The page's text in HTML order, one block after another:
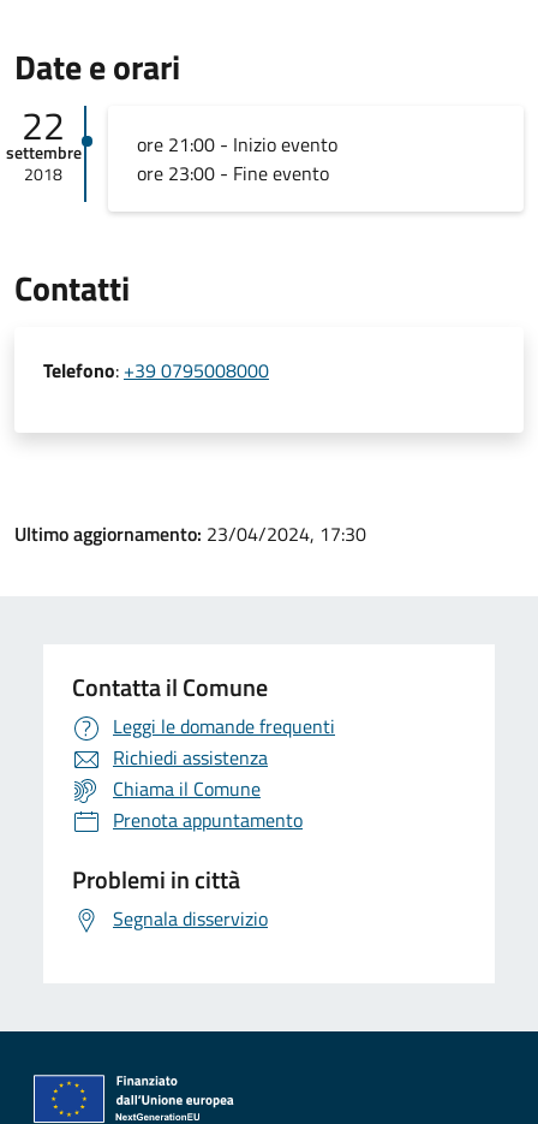
Date e orari
22
settembre
2018
ore 21:00 - Inizio evento
ore 23:00 - Fine evento
Contatti
Telefono: +39 0795008000
Ultimo aggiornamento: 23/04/2024, 17:30
Contatta il Comune
Leggi le domande frequenti
Richiedi assistenza
Chiama il Comune
Prenota appuntamento
Problemi in città
Segnala disservizio